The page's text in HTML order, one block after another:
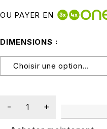
OU PAYER EN
DIMENSIONS